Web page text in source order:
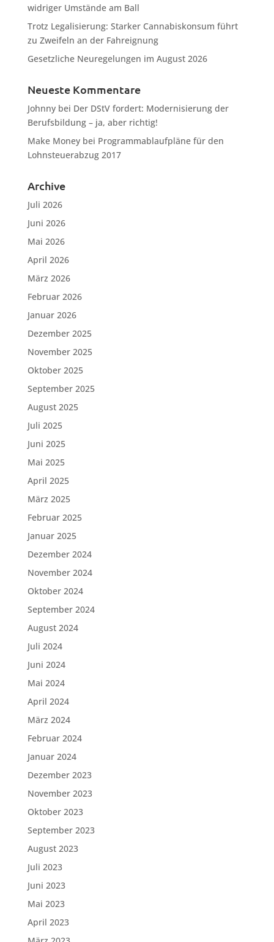
widriger Umstände am Ball
Trotz Legalisierung: Starker Cannabiskonsum führt
zu Zweifeln an der Fahreignung
Gesetzliche Neuregelungen im August 2026
Neueste Kommentare
Johnnybei Der DStV fordert: Modernisierung der
Berufsbildung – ja, aber richtig!
Make Moneybei Programmablaufpläne für den
Lohnsteuerabzug 2017
Archive
Juli 2026
Juni 2026
Mai 2026
April 2026
März 2026
Februar 2026
Januar 2026
Dezember 2025
November 2025
Oktober 2025
September 2025
August 2025
Juli 2025
Juni 2025
Mai 2025
April 2025
März 2025
Februar 2025
Januar 2025
Dezember 2024
November 2024
Oktober 2024
September 2024
August 2024
Juli 2024
Juni 2024
Mai 2024
April 2024
März 2024
Februar 2024
Januar 2024
Dezember 2023
November 2023
Oktober 2023
September 2023
August 2023
Juli 2023
Juni 2023
Mai 2023
April 2023